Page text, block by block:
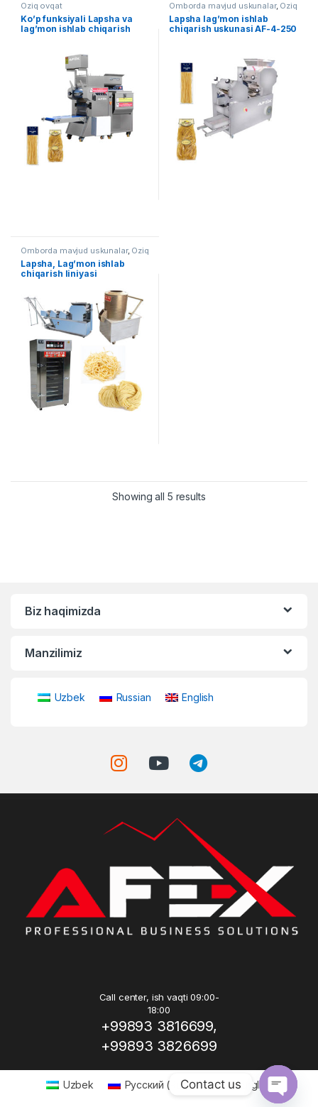
Oziq ovqat
Ko’p funksiyali Lapsha va
lag’mon ishlab chiqarish
Omborda mavjud uskunalar, Oziq
ovqat
Lapsha lag’mon ishlab
chiqarish uskunasi AF-4-250
Omborda mavjud uskunalar, Oziq
ovqat
Lapsha, Lag’mon ishlab
chiqarish liniyasi
Showing all 5 results
Biz haqimizda
Manzilimiz
Uzbek Russian English
Call center, ish vaqti 09:00-
18:00
+99893 3816699,
+99893 3826699
Uzbek Русский ( Russian) English
Contact us